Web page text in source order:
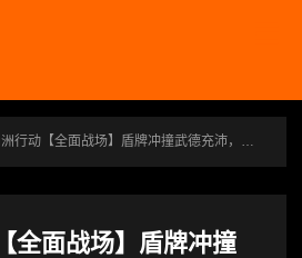
行动【全面战场】盾牌冲撞武德充沛，最劲连招玩法！
全面战场】盾牌冲撞